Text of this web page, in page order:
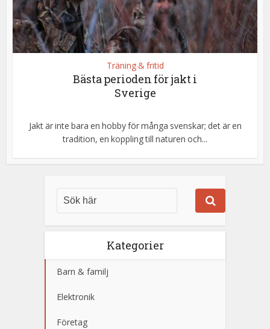
Träning & fritid
Bästa perioden för jakt i
Sverige
Jakt är inte bara en hobby för många svenskar; det är en
tradition, en koppling till naturen och...
Kategorier
Barn & familj
Elektronik
Företag